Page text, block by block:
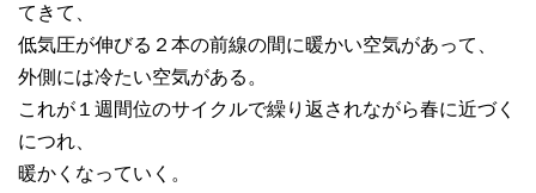
てきて、
低気圧が伸びる２本の前線の間に暖かい空気があって、
外側には冷たい空気がある。
これが１週間位のサイクルで繰り返されながら春に近づく
につれ、
暖かくなっていく。